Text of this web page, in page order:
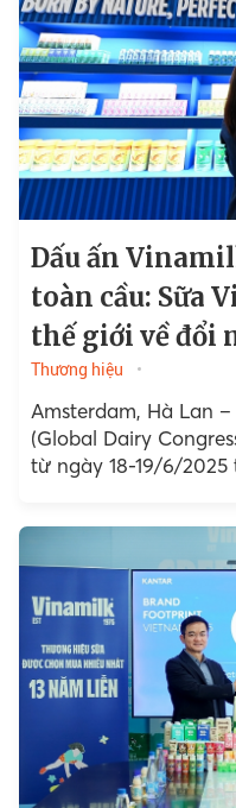
Dấu ấn
toàn cầu: Sữa
thế giới về đổi
Thương hiệu
Amsterdam, Hà Lan
(Global Dairy
từ ngày 18-19/6/